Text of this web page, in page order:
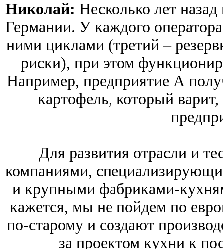
Николай: Несколько лет
Германии. У каждого
ними циклами (третий –
риски), при этом
Например, предприятие А
картофель, который
Для развития отрасли и
компаниями,
и крупными фабриками-
кажется, мы не пойдем по
по-старому и создают
за проектом кухни к